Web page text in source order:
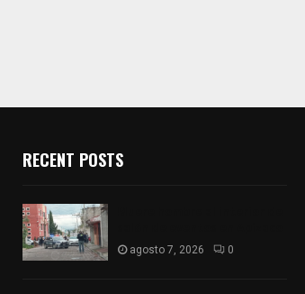
RECENT POSTS
agosto 7, 2026 0